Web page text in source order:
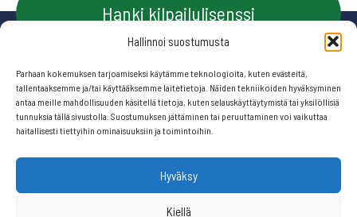
Hallinnoi suostumusta
Parhaan kokemuksen tarjoamiseksi käytämme teknologioita, kuten evästeitä,
tallentaaksemme ja/tai käyttääksemme laitetietoja. Näiden tekniikoiden hyväksyminen
antaa meille mahdollisuuden käsitellä tietoja, kuten selauskäyttäytymistä tai yksilöllisiä
tunnuksia tällä sivustolla. Suostumuksen jättäminen tai peruuttaminen voi vaikuttaa
haitallisesti tiettyihin ominaisuuksiin ja toimintoihin.
Hyväksy
Kiellä
Hanki kilpailulisenssi
Ota yhteyttä
Seuraa meitä:
© 2026 Suomen frisbeegolfliitto.